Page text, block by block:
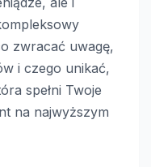
zwracać uwagę,
i czego unikać,
spełni Twoje
na najwyższym